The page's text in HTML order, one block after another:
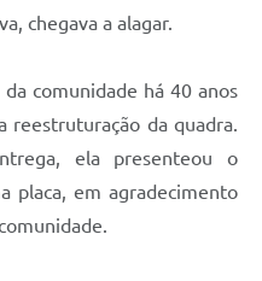
chegava a alagar.
comunidade há 40 anos
da quadra.
ela presenteou o
placa, em agradecimento